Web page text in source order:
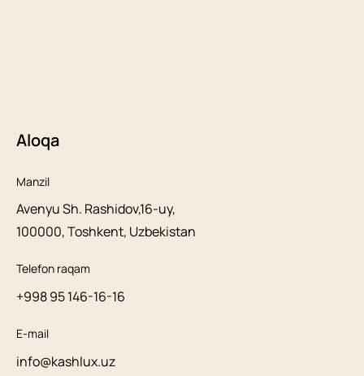
Aloqa
Manzil
Avenyu Sh. Rashidov,16-uy,
100000, Toshkent, Uzbekistan
Telefon raqam
+998 95 146-16-16
E-mail
info@kashlux.uz